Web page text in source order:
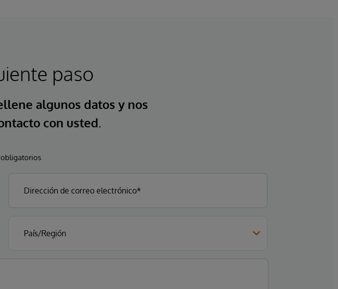
paso
algunos datos y nos
con usted.